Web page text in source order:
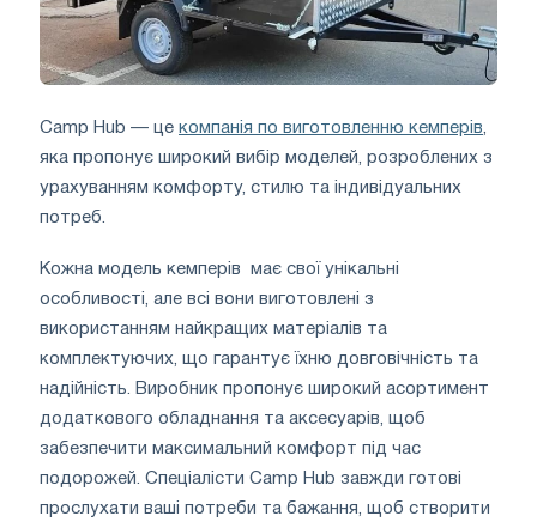
Camp Hub — це компанія по виготовленню кемперів
яка пропонує широкий вибір моделей, розроблених з
урахуванням комфорту, стилю та індивідуальних
потреб.
Кожна модель кемперів має свої унікальні
особливості, але всі вони виготовлені з
використанням найкращих матеріалів та
комплектуючих, що гарантує їхню довговічність та
надійність. Виробник пропонує широкий асортимент
додаткового обладнання та аксесуарів, щоб
забезпечити максимальний комфорт під час
подорожей. Спеціалісти Camp Hub завжди готові
прослухати ваші потреби та бажання, щоб створити